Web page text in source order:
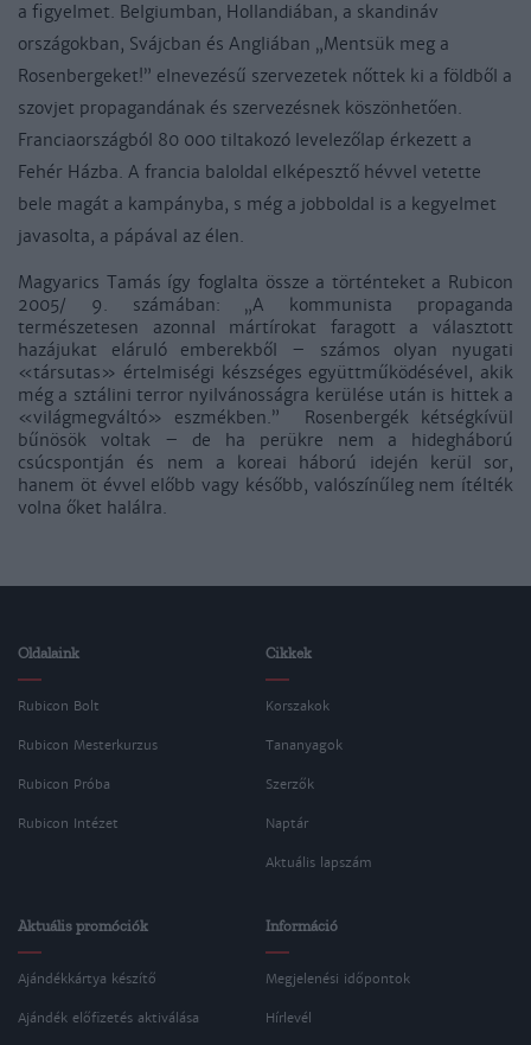
a figyelmet. Belgiumban, Hollandiában, a skandináv
országokban, Svájcban és Angliában „Mentsük meg a
Rosenbergeket!” elnevezésű szervezetek nőttek ki a földből a
szovjet propagandának és szervezésnek köszönhetően.
Franciaországból 80 000 tiltakozó levelezőlap érkezett a
Fehér Házba. A francia baloldal elképesztő hévvel vetette
bele magát a kampányba, s még a jobboldal is a kegyelmet
javasolta, a pápával az élen.
Magyarics Tamás így foglalta össze a történteket a Rubicon
2005/ 9. számában: „A kommunista propaganda
természetesen azonnal mártírokat faragott a választott
hazájukat eláruló emberekből – számos olyan nyugati
«társutas» értelmiségi készséges együttműködésével, akik
még a sztálini terror nyilvánosságra kerülése után is hittek a
«világmegváltó» eszmékben.” Rosenbergék kétségkívül
bűnösök voltak – de ha perükre nem a hidegháború
csúcspontján és nem a koreai háború idején kerül sor,
hanem öt évvel előbb vagy később, valószínűleg nem ítélték
volna őket halálra.
Oldalaink
Rubicon Bolt
Rubicon Mesterkurzus
Rubicon Próba
Rubicon Intézet
Cikkek
Korszakok
Tananyagok
Szerzők
Naptár
Aktuális lapszám
Aktuális promóciók
Ajándékkártya készítő
Ajándék előfizetés aktiválása
Információ
Megjelenési időpontok
Hírlevél